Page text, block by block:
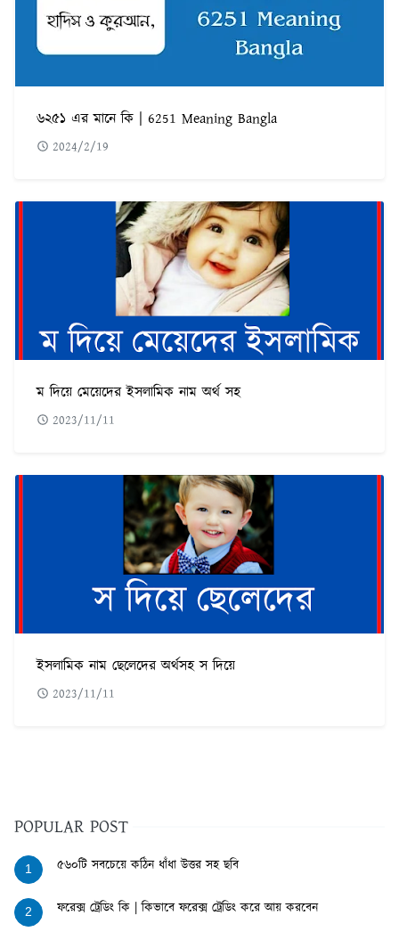
৬২৫১ এর মানে কি | 6251 Meaning Bangla
2024/2/19
ম দিয়ে মেয়েদের ইসলামিক নাম অর্থ সহ
2023/11/11
ইসলামিক নাম ছেলেদের অর্থসহ স দিয়ে
2023/11/11
POPULAR POST
1 ৫৬০টি সবচেয়ে কঠিন ধাঁধা উত্তর সহ ছবি
2 ফরেক্স ট্রেডিং কি | কিভাবে ফরেক্স ট্রেডিং করে আয় করবেন